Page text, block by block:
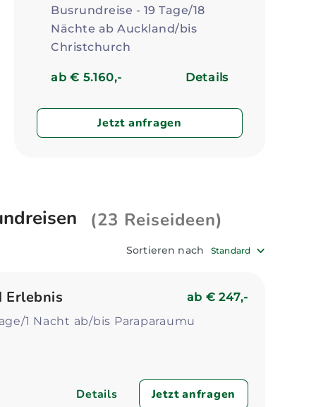
Busrundreise - 19 Tage/18
Nächte ab Auckland/bis
Christchurch
ab € 5.160,- Details
Jetzt anfragen
(23 Reiseideen)
Sortieren nach Standard
Erlebnis ab € 247,-
1 Nacht ab/bis Paraparaumu
Details Jetzt anfragen